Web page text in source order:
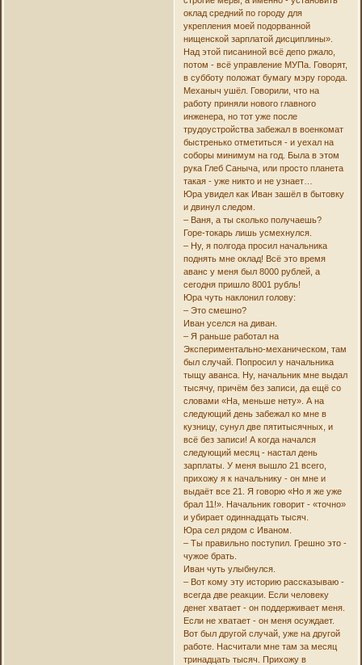
оклад средний по городу для
укрепления моей подорванной
нищенской зарплатой дисциплины».
Над этой писаниной всё депо ржало,
потом - всё управление МУПа. Говорят,
в субботу положат бумагу мэру города.
Механыч ушёл. Говорили, что на
работу приняли нового главного
инженера, но тот уже после
трудоустройства забежал в военкомат
быстренько отметиться - и уехал на
соборы минимум на год. Была в этом
рука Глеб Саныча, или просто планета
такая - уже никто и не узнает…
Юра увидел как Иван зашёл в бытовку
и двинул следом.
– Ваня, а ты сколько получаешь?
Горе-токарь лишь усмехнулся.
– Ну, я полгода просил начальника
поднять мне оклад! Всё это время
аванс у меня был 8000 рублей, а
сегодня пришло 8001 рубль!
Юра чуть наклонил голову:
– Это смешно?
Иван уселся на диван.
– Я раньше работал на
Экспериментально-механическом, там
был случай. Попросил у начальника
тыщу аванса. Ну, начальник мне выдал
тысячу, причём без записи, да ещё со
словами «На, меньше нету». А на
следующий день забежал ко мне в
кузницу, сунул две пятитысячных, и
всё без записи! А когда начался
следующий месяц - настал день
зарплаты. У меня вышло 21 всего,
прихожу я к начальнику - он мне и
выдаёт все 21. Я говорю «Но я же уже
брал 11!». Начальник говорит - «точно»
и убирает одиннадцать тысяч.
Юра сел рядом с Иваном.
– Ты правильно поступил. Грешно это -
чужое брать.
Иван чуть улыбнулся.
– Вот кому эту историю рассказываю -
всегда две реакции. Если человеку
денег хватает - он поддерживает меня.
Если не хватает - он меня осуждает.
Вот был другой случай, уже на другой
работе. Насчитали мне там за месяц
тринадцать тысяч. Прихожу в